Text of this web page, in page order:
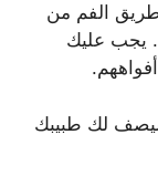
الفم من
يجب عليك
لك طبيبك